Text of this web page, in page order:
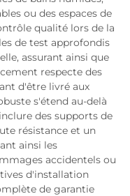
ou des espaces de
qualité lors de la
de test approfondis
assurant ainsi que
respecte des
d'être livré aux
s'étend au-delà
des supports de
résistance et un
ainsi les
accidentels ou
d'installation
de garantie